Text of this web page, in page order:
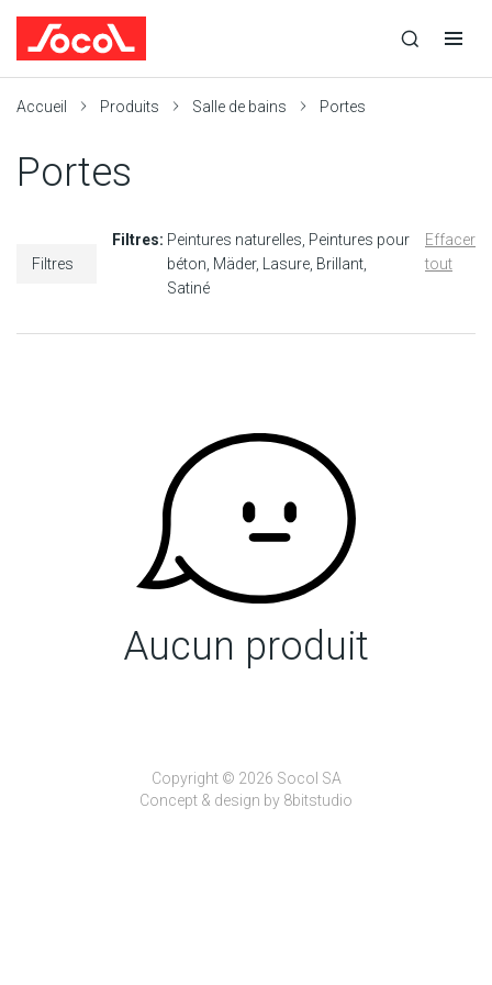
recherche
recherche
navigation
Accueil Produits Salle de bains Portes
Portes
Filtres
Filtres: Peintures naturelles Peintures pour
béton Mäder Lasure Brillant
Satiné
Effacer
tout
Aucun produit
Copyright © 2026 Socol SA
Concept & design by 8bitstudio